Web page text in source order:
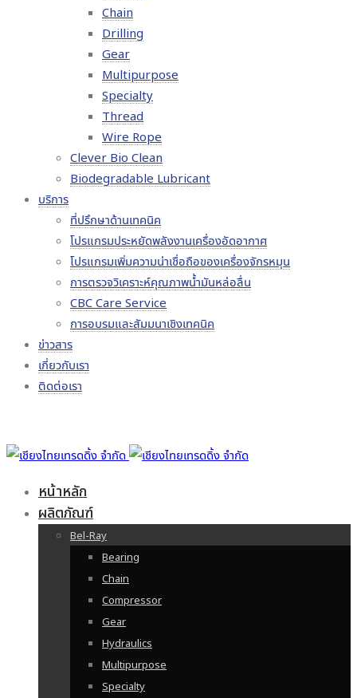
Chain
Drilling
Gear
Multipurpose
Specialty
Thread
Wire Rope
Clever Bio Clean
Biodegradable Lubricant
บริการ
ที่ปรึกษาด้านเทคนิค
โปรแกรมประหยัดพลังงานเครื่องอัดอากาศ
โปรแกรมเพิ่มความน่าเชื่อถือของเครื่องจักรหมุน
การตรวจวิเคราะห์คุณภาพน้ำมันหล่อลื่น
CBC Care Service
การอบรมและสัมมนาเชิงเทคนิค
ข่าวสาร
เกี่ยวกับเรา
ติดต่อเรา
หน้าหลัก
ผลิตภัณฑ์
Bel-Ray
Bearing
Chain
Compressor
Gear
Hydraulics
Multipurpose
Specialty